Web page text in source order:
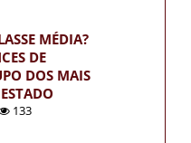
MÉDIA?
DE
DOS MAIS
133